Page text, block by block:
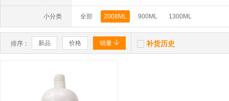
洗洁精系列 保健品系列 雨伞系列家用帆布洗洁
小分类 全部 2008ML 900ML 1300ML
排序： 新品 价格 销量   补货历史